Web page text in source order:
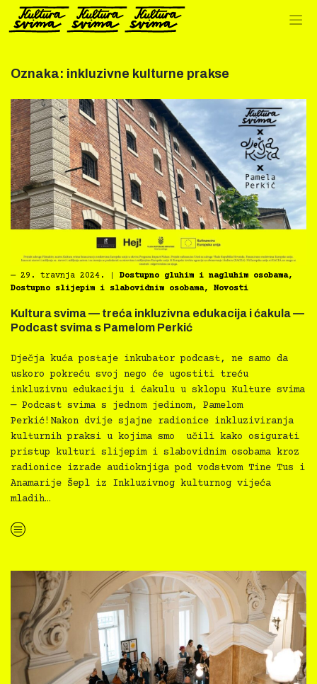
Preskoči
sadržaj
Oznaka: inkluzivne kulturne prakse
― 29. travnja 2024. Dostupno gluhim i nagluhim osobama,
Dostupno slijepim i slabovidnim osobama, Novosti
Kultura svima — treća inkluzivna edukacija i ćakula —
Podcast svima s Pamelom Perkić
Dječja kuća postaje inkubator podcast, ne samo da
uskoro pokreću svoj nego će ugostiti treću
inkluzivnu edukaciju i ćakulu u sklopu Kulture svima
— Podcast svima s jednom jedinom, Pamelom
Perkić!Nakon dvije sjajne radionice inkluziviranja
kulturnih praksi u kojima smo učili kako osigurati
pristup kulturi slijepim i slabovidnim osobama kroz
radionice izrade audioknjiga pod vodstvom Tine Tus i
Anamarije Šepl iz Inkluzivnog kulturnog vijeća
mladih…
“Kultura svima — treća inkluzivna edukacija i ćakula — Podcast svima s Pamelom Perkić”